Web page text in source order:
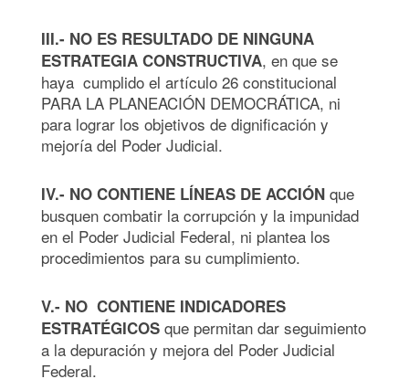
III.- NO ES RESULTADO DE NINGUNA
ESTRATEGIA CONSTRUCTIVA, en que se
haya cumplido el artículo 26 constitucional
PARA LA PLANEACIÓN DEMOCRÁTICA, ni
para lograr los objetivos de dignificación y
mejoría del Poder Judicial.
IV.- NO CONTIENE LÍNEAS DE ACCIÓN que
busquen combatir la corrupción y la impunidad
en el Poder Judicial Federal, ni plantea los
procedimientos para su cumplimiento.
V.- NO CONTIENE INDICADORES
ESTRATÉGICOS que permitan dar seguimiento
a la depuración y mejora del Poder Judicial
Federal.